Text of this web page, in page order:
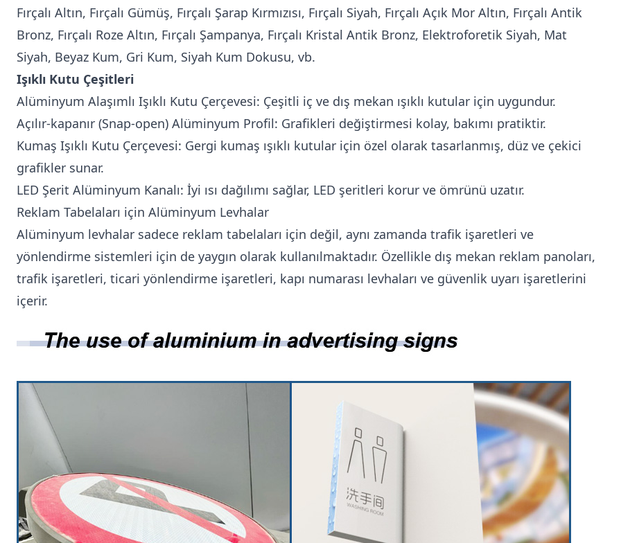
Fırçalı Altın, Fırçalı Gümüş, Fırçalı Şarap Kırmızısı, Fırçalı Siyah, Fırçalı Açık Mor Altın, Fırçalı Antik
Bronz, Fırçalı Roze Altın, Fırçalı Şampanya, Fırçalı Kristal Antik Bronz, Elektroforetik Siyah, Mat
Siyah, Beyaz Kum, Gri Kum, Siyah Kum Dokusu, vb.
Işıklı Kutu Çeşitleri
Alüminyum Alaşımlı Işıklı Kutu Çerçevesi: Çeşitli iç ve dış mekan ışıklı kutular için uygundur.
Açılır-kapanır (Snap-open) Alüminyum Profil: Grafikleri değiştirmesi kolay, bakımı pratiktir.
Kumaş Işıklı Kutu Çerçevesi: Gergi kumaş ışıklı kutular için özel olarak tasarlanmış, düz ve çekici
grafikler sunar.
LED Şerit Alüminyum Kanalı: İyi ısı dağılımı sağlar, LED şeritleri korur ve ömrünü uzatır.
Reklam Tabelaları için Alüminyum Levhalar
Alüminyum levhalar sadece reklam tabelaları için değil, aynı zamanda trafik işaretleri ve
yönlendirme sistemleri için de yaygın olarak kullanılmaktadır. Özellikle dış mekan reklam panoları,
trafik işaretleri, ticari yönlendirme işaretleri, kapı numarası levhaları ve güvenlik uyarı işaretlerini
içerir.